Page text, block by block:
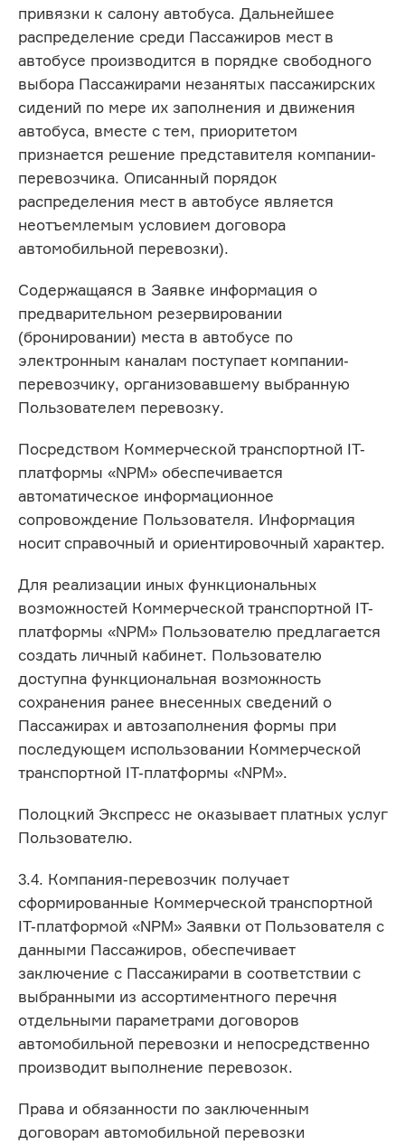
привязки к салону автобуса. Дальнейшее
распределение среди Пассажиров мест в
автобусе производится в порядке свободного
выбора Пассажирами незанятых пассажирских
сидений по мере их заполнения и движения
автобуса, вместе с тем, приоритетом
признается решение представителя компании-
перевозчика. Описанный порядок
распределения мест в автобусе является
неотъемлемым условием договора
автомобильной перевозки).
Содержащаяся в Заявке информация о
предварительном резервировании
(бронировании) места в автобусе по
электронным каналам поступает компании-
перевозчику, организовавшему выбранную
Пользователем перевозку.
Посредством Коммерческой транспортной IT-
платформы «NPM» обеспечивается
автоматическое информационное
сопровождение Пользователя. Информация
носит справочный и ориентировочный характер.
Для реализации иных функциональных
возможностей Коммерческой транспортной IT-
платформы «NPM» Пользователю предлагается
создать личный кабинет. Пользователю
доступна функциональная возможность
сохранения ранее внесенных сведений о
Пассажирах и автозаполнения формы при
последующем использовании Коммерческой
транспортной IT-платформы «NPM».
Полоцкий Экспресс не оказывает платных услуг
Пользователю.
3.4. Компания-перевозчик получает
сформированные Коммерческой транспортной
IT-платформой «NPM» Заявки от Пользователя с
данными Пассажиров, обеспечивает
заключение с Пассажирами в соответствии с
выбранными из ассортиментного перечня
отдельными параметрами договоров
автомобильной перевозки и непосредственно
производит выполнение перевозок.
Права и обязанности по заключенным
договорам автомобильной перевозки